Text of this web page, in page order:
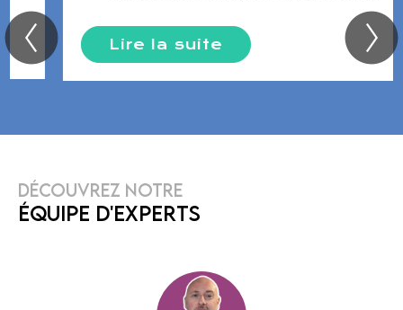
Nous disposons par ailleurs dans nos locaux
deRonchind’unesalle confortable et bien équipée,
d’analyse de risques.
projets et de vos besoins.
audit qhse douai
Lire la suite
DÉCOUVREZ NOTRE
ÉQUIPE D'EXPERTS